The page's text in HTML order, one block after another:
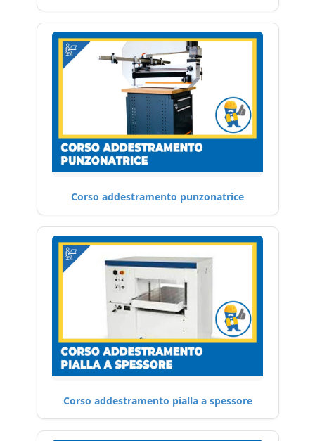
Corso addestramento punzonatrice
Corso addestramento pialla a spessore